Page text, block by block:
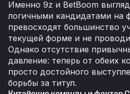
Именно 9z и BetBoom
логичными кандидатами на
превосходят большинство
текущей форме и не
Однако отсутствие
давление: теперь от обеих
просто достойного
борьбы за титул.